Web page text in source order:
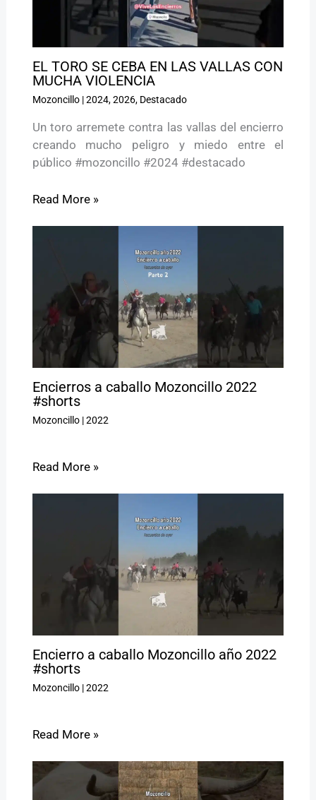
EL TORO SE CEBA EN LAS VALLAS CON
MUCHA VIOLENCIA
Mozoncillo|2024,2026, Destacado
Un toro arremete contra las vallas del encierro
creando mucho peligro y miedo entre el
público #mozoncillo #2024 #destacado
Read More »
Encierros a caballo Mozoncillo 2022
#shorts
Mozoncillo|2022
Read More »
Encierro a caballo Mozoncillo año 2022
#shorts
Mozoncillo|2022
Read More »